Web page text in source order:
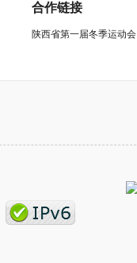
合作链接
陕西省第一届冬季运动会